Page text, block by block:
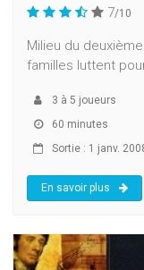
7/10
Milieu du
familles luttent
3 à 5 joueurs
60 minutes
Sortie : 1 janv.
En savoir plus